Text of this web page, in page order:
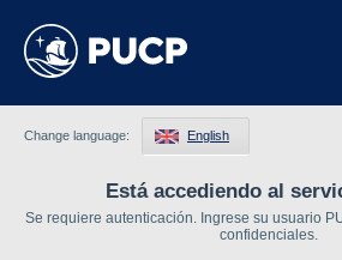
Está accediendo al
Se requiere autenticación. Ingrese su usuario
confidenciales.
Change language: English